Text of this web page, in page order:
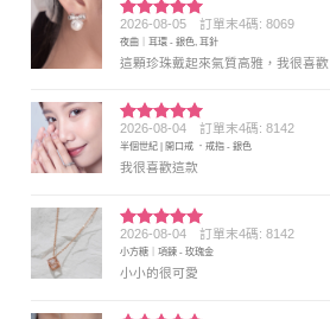
評分5滿
分 5
2026-08-05 訂單末4碼: 8069
夜曲｜耳環 - 銀色, 耳針
這顆珍珠戴起來氣質高雅，我很喜歡
評分5 滿
分 5
2026-08-04 訂單末4碼: 8142
半個世紀 | 開口戒 ．戒指 - 銀色
我很喜歡這款
評分5 滿
分 5
2026-08-04 訂單末4碼: 8142
小方糖｜項鍊 - 玫瑰金
小小的很可愛